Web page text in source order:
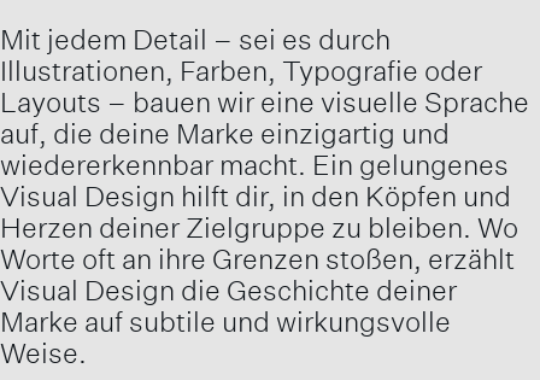
Mit jedem Detail – sei es durch
Illustrationen, Farben, Typografie oder
Layouts – bauen wir eine visuelle Sprache
auf, die deine Marke einzigartig und
wiedererkennbar macht. Ein gelungenes
Visual Design hilft dir, in den Köpfen und
Herzen deiner Zielgruppe zu bleiben. Wo
Worte oft an ihre Grenzen stoßen, erzählt
Visual Design die Geschichte deiner
Marke auf subtile und wirkungsvolle
Weise.